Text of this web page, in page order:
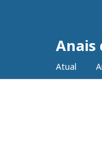
Anais
Atual